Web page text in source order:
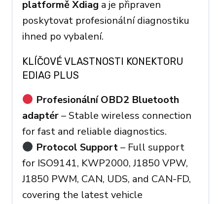
platformě Xdiag a je připraven
poskytovat profesionální diagnostiku
ihned po vybalení.
KLÍČOVÉ VLASTNOSTI KONEKTORU
EDIAG PLUS
Profesionální OBD2 Bluetooth
adaptér– Stable wireless connection
for fast and reliable diagnostics.
Protocol Support– Full support
for ISO9141, KWP2000, J1850 VPW,
J1850 PWM, CAN, UDS, and CAN-FD,
covering the latest vehicle